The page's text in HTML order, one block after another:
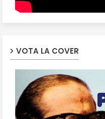
VOTA LA COVER